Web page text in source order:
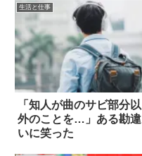
生活と仕事
「知人が曲のサビ部分以
外のことを…」ある勘違
いに笑った